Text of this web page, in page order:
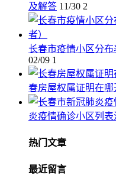
及解答 11/30 2
长春市疫情小区分布
02/09 1
春房屋权属证明在哪
炎疫情确诊小区列表
热门文章
最近留言